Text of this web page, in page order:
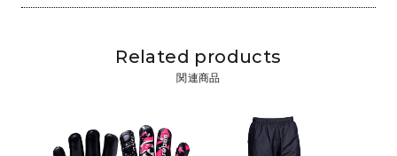
Related products
関連商品